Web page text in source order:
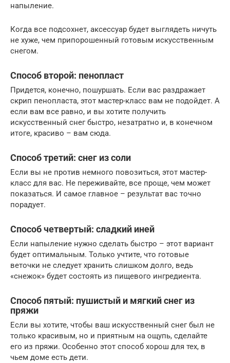
напыление.
Когда все подсохнет, аксессуар будет выглядеть ничуть
не хуже, чем припорошенный готовым искусственным
снегом.
Способ второй: пенопласт
Придется, конечно, пошуршать. Если вас раздражает
скрип пенопласта, этот мастер-класс вам не подойдет. А
если вам все равно, и вы хотите получить
искусственный снег быстро, незатратно и, в конечном
итоге, красиво – вам сюда.
Способ третий: снег из соли
Если вы не против немного повозиться, этот мастер-
класс для вас. Не переживайте, все проще, чем может
показаться. И самое главное – результат вас точно
порадует.
Способ четвертый: сладкий иней
Если напыление нужно сделать быстро – этот вариант
будет оптимальным. Только учтите, что готовые
веточки не следует хранить слишком долго, ведь
«снежок» будет состоять из пищевого ингредиента.
Способ пятый: пушистый и мягкий снег из
пряжи
Если вы хотите, чтобы ваш искусственный снег был не
только красивым, но и приятным на ощупь, сделайте
его из пряжи. Особенно этот способ хорош для тех, в
чьем доме есть дети.